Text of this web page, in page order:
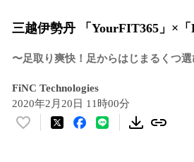
三越伊勢丹 「YourFIT365」×
〜足取り爽快！足からはじまるくつ
FiNC Technologies
2020年2月20日 11時00分
い